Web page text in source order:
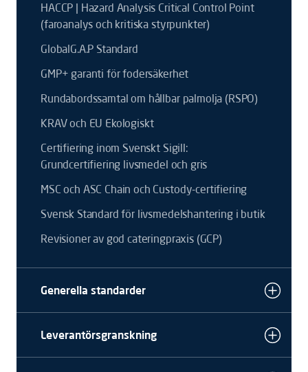
HACCP | Hazard Analysis Critical Control Point
(faroanalys och kritiska styrpunkter)
GlobalG.A.P Standard
GMP+ garanti för fodersäkerhet
Rundabordssamtal om hållbar palmolja (RSPO)
KRAV och EU Ekologiskt
Certifiering inom Svenskt Sigill:
Grundcertifiering livsmedel och gris
MSC och ASC Chain och Custody-certifiering
Svensk Standard för livsmedelshantering i butik
Revisioner av god cateringpraxis (GCP)
Generella standarder
Leverantörsgranskning